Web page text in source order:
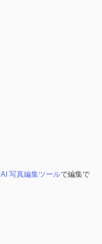
AI 写真編集ツールで編集で